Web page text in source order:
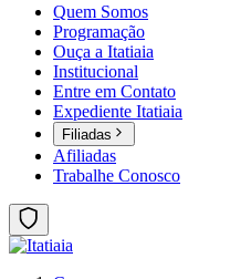
Quem Somos
Programação
Ouça a Itatiaia
Institucional
Entre em Contato
Expediente Itatiaia
Filiadas
Afiliadas
Trabalhe Conosco